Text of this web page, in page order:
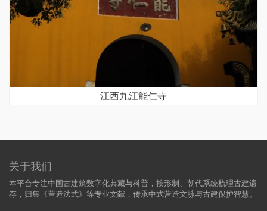
江西九江能仁寺
关于我们
本平台专注中国古建筑数字化典藏与科普，按形制、朝代系统梳理古建遗
存，归集《营造法式》等专业文献，传承中式营造文脉与古建保护智慧。